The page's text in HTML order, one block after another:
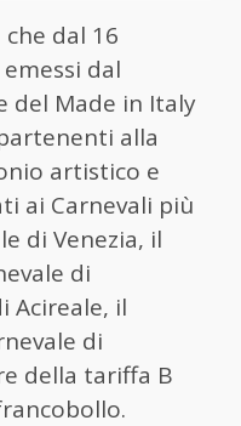
dal 16
dal
del Made in Italy
alla
artistico e
ai Carnevali più
di Venezia, il
di
Acireale, il
di
della tariffa B